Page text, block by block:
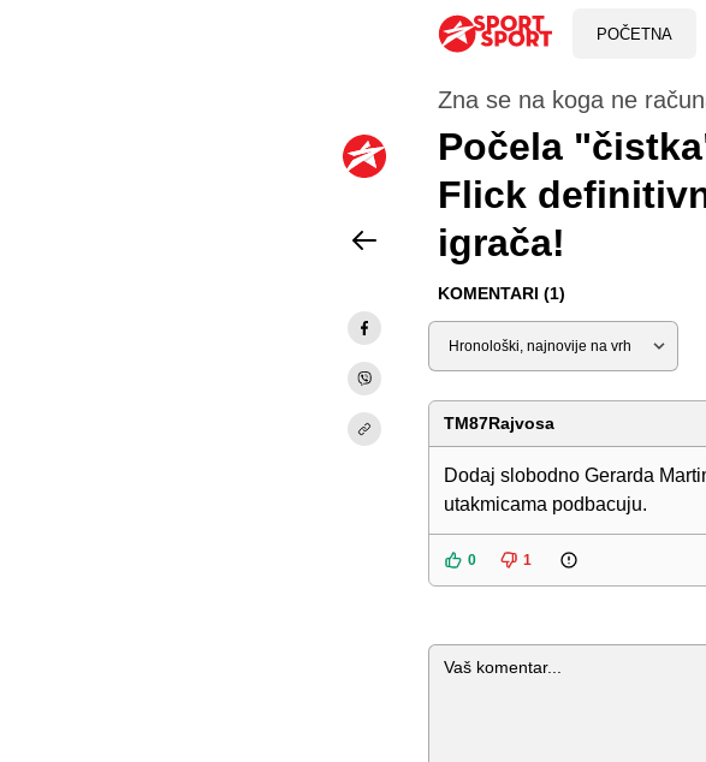
POČETNA
Zna se na koga ne
Počela
Flick
igrača!
KOMENTARI (1)
Sortiraj
TM87Rajvosa
Dodaj slobodno Gerarda
utakmicama podbacuju.
0 1
Komentar